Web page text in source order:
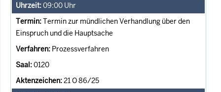
09:00 Uhr
Termin zur mündlichen Verhandlung über den
Einspruch und die Hauptsache
Prozessverfahren
0120
21 O 86/25